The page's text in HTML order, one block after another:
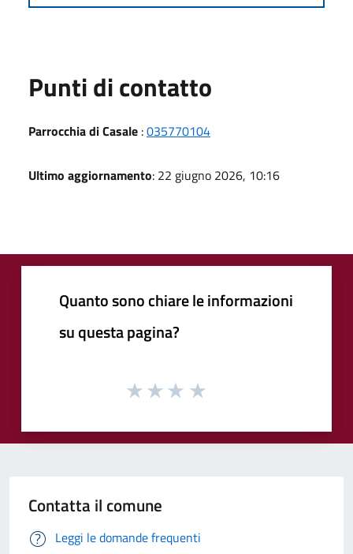
Punti di contatto
Parrocchia di Casale :035770104
Ultimo aggiornamento: 22 giugno 2026, 10:16
Quanto sono chiare le informazioni
su questa pagina?
Contatta il comune
Leggi le domande frequenti